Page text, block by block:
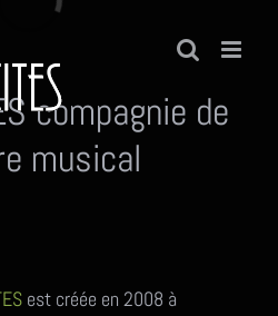
compagnie de
musical
est créée en 2008 à